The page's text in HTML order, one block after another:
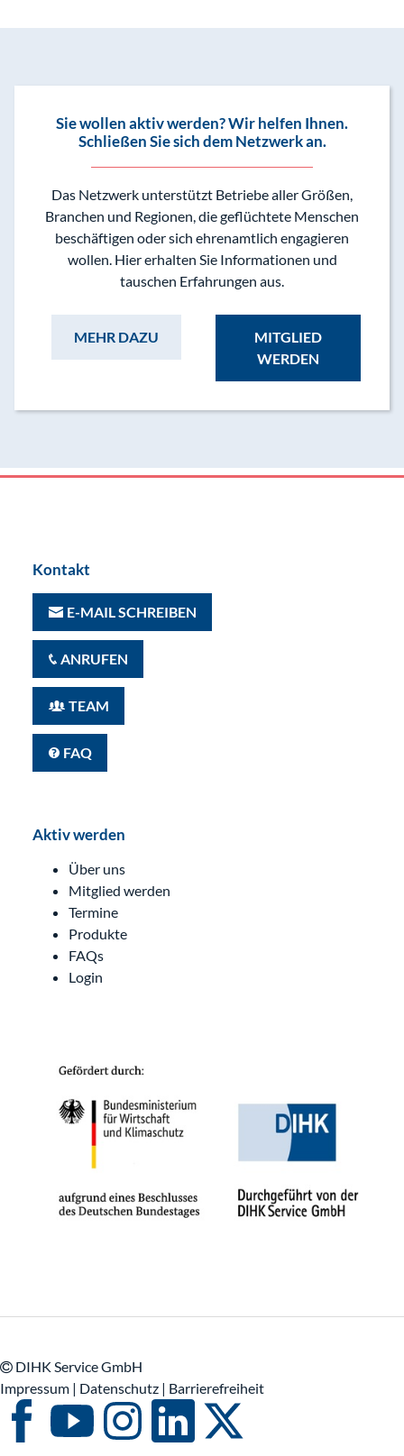
Sie wollen aktiv werden? Wir helfen Ihnen.
Schließen Sie sich dem Netzwerk an.
Das Netzwerk unterstützt Betriebe aller Größen,
Branchen und Regionen, die geflüchtete Menschen
beschäftigen oder sich ehrenamtlich engagieren
wollen. Hier erhalten Sie Informationen und
tauschen Erfahrungen aus.
MEHR DAZU
MITGLIED
WERDEN
Kontakt
E-MAIL SCHREIBEN
ANRUFEN
TEAM
FAQ
Aktiv werden
Über uns
Mitglied werden
Termine
Produkte
FAQs
Login
DIHK Service GmbH
Impressum | Datenschutz | Barrierefreiheit